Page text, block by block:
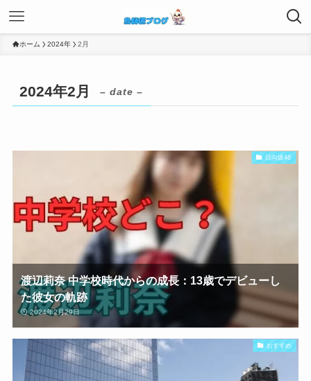
ホーム 2024年 2月
2024年2月 – date –
日向坂46
渡辺莉奈 中学校時代からの成長：13歳でデビューし
た彼女の軌跡
2024年2月29日
おすすめ